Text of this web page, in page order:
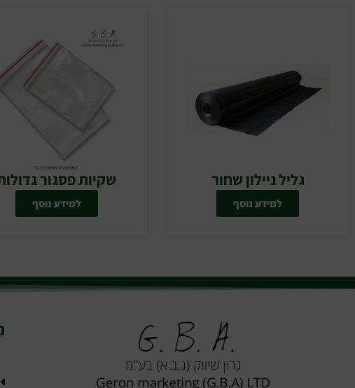
גליל ניילון שחור
למידע נוסף
שקיות פסגור
למידע נוסף